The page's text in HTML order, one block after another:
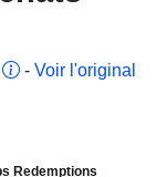
- Voir l'original